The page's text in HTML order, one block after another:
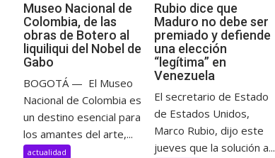
Museo Nacional de
Colombia, de las
obras de Botero al
liquiliqui del Nobel de
Gabo
BOGOTÁ — El Museo
Nacional de Colombia es
un destino esencial para
los amantes del arte,...
actualidad
Rubio dice que
Maduro no debe ser
premiado y defiende
una elección
“legítima” en
Venezuela
El secretario de Estado
de Estados Unidos,
Marco Rubio, dijo este
jueves que la solución a...